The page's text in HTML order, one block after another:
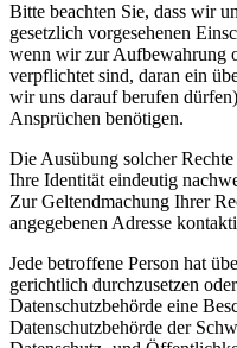
Bitte beachten Sie, dass wir
gesetzlich vorgesehenen
wenn wir zur Aufbewahrung
verpflichtet sind, daran ein
wir uns darauf berufen
Ansprüchen benötigen.
Die Ausübung solcher
Ihre Identität eindeutig
Zur Geltendmachung Ihrer
angegebenen Adresse
Jede betroffene Person hat
gerichtlich durchzusetzen
Datenschutzbehörde eine
Datenschutzbehörde der